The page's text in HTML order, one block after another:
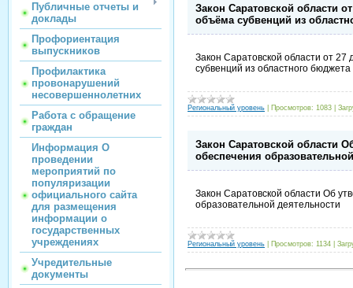
Публичные отчеты и
доклады
Профориентация
выпускников
Профилактика
провонарушений
несовершеннолетних
Работа с обращение
граждан
Информация О
проведении
мероприятий по
популяризации
официального сайта
для размещения
информации о
государственных
учреждениях
Учредительные
документы
Закон Саратовской области
объёма субвенций из
Закон Саратовской области от
субвенций из областного бюджета
Региональный уровень Просмотров: 1083
Закон Саратовской области
обеспечения
Закон Саратовской области Об
образовательной деятельности
Региональный уровень Просмотров: 1134